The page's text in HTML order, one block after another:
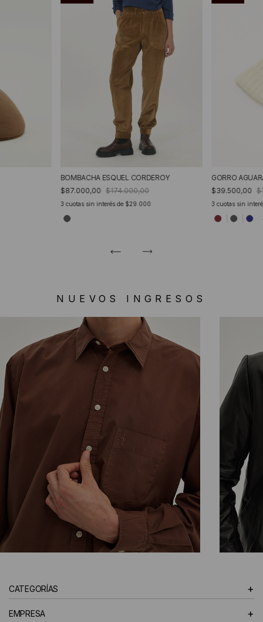
BOMBACHA ESQUEL CORDEROY
$87.000,00 $174.000,00
3 cuotas sin interés de $29.000
GORRO
$39.500,00
3cuotas sin
NUEVOS INGRESOS
HOMBRE
CATEGORÍAS +
EMPRESA +